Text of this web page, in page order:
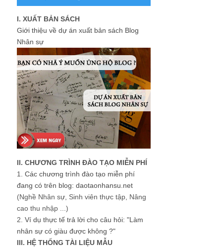
I. XUẤT BẢN SÁCH
Giới thiệu về dự án xuất bản sách Blog
Nhân sự
II. CHƯƠNG TRÌNH ĐÀO TẠO MIỄN PHÍ
1. Các chương trình đào tạo miễn phí
đang có trên blog: daotaonhansu.net
(Nghề Nhân sự, Sinh viên thực tập, Nâng
cao thu nhập ...)
2. Ví dụ thực tế trả lời cho câu hỏi: "Làm
nhân sự có giàu được không ?"
III. HỆ THỐNG TÀI LIỆU MẪU